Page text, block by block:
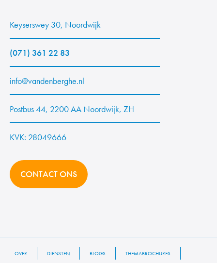
Keyserswey 30, Noordwijk
(071) 361 22 83
info@vandenberghe.nl
Postbus 44, 2200 AA Noordwijk, ZH
KVK: 28049666
CONTACT ONS
OVER DIENSTEN BLOGS THEMABROCHURES